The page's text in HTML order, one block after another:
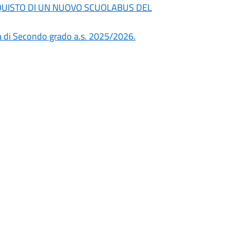
DI UN NUOVO SCUOLABUS DEL
Secondo grado a.s. 2025/2026.